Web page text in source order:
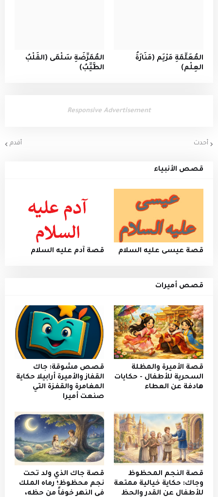
المُعَلِّمَةِ مَرْيَم (مَنَارَةُ
العِلْم)
المُمَرِّضَةِ سَلْمَى (القَلْبُ
الطَّيِّبُ)
Responsive Advertisement
أحدث أقدم
قصص الأنبياء
قصة عيسى عليه السلام قصة آدم عليه السلام
قصص أميرات
قصة الأميرة والمظلة
السحرية للأطفال - حكايات
هادفة عن العطاء
قصص مشوقة: جاك
القفاز والأميرة أرابيلا حكاية
المغامرة والقفزة التي
صنعت أميرا
قصة النجم المحظوظ
وجاك: حكاية خيالية ممتعة
للأطفال عن القدر والحظ
قصة جاك الذي ولد تحت
نجم محظوظ؛ رماه الملك
في النهر خوفاً من حظه،